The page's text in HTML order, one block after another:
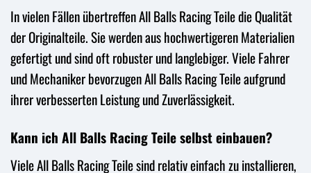
In vielen Fällen übertreffen All Balls Racing Teile die Qualität
der Originalteile. Sie werden aus hochwertigeren Materialien
gefertigt und sind oft robuster und langlebiger. Viele Fahrer
und Mechaniker bevorzugen All Balls Racing Teile aufgrund
ihrer verbesserten Leistung und Zuverlässigkeit.
Kann ich All Balls Racing Teile selbst einbauen?
Viele All Balls Racing Teile sind relativ einfach zu installieren,